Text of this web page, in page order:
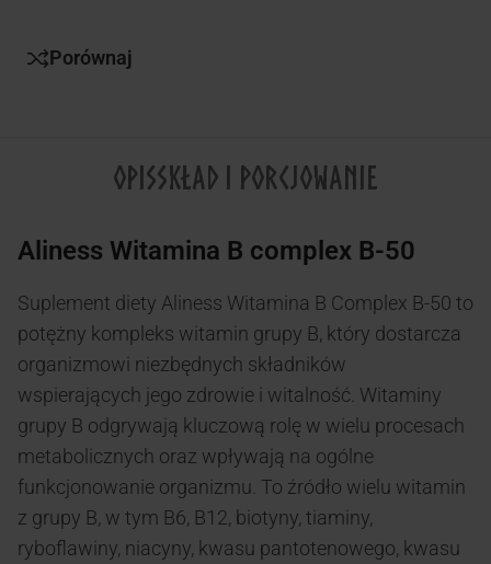
Porównaj
OPISSKŁAD I PORCJOWANIE
Aliness Witamina B complex B-50
Suplement diety Aliness Witamina B Complex B-50 to
potężny kompleks witamin grupy B, który dostarcza
organizmowi niezbędnych składników
wspierających jego zdrowie i witalność. Witaminy
grupy B odgrywają kluczową rolę w wielu procesach
metabolicznych oraz wpływają na ogólne
funkcjonowanie organizmu. To źródło wielu witamin
z grupy B, w tym B6, B12, biotyny, tiaminy,
ryboflawiny, niacyny, kwasu pantotenowego, kwasu